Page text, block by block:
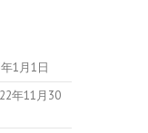
1月1日
年11月30